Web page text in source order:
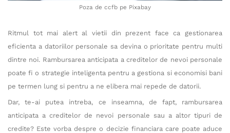
Poza de ccfb pe Pixabay
Ritmul tot mai alert al vietii din prezent face ca gestionarea
eficienta a datoriilor personale sa devina o prioritate pentru multi
dintre noi. Rambursarea anticipata a creditelor de nevoi personale
poate fi o strategie inteligenta pentru a gestiona si economisi bani
pe termen lung si pentru a ne elibera mai repede de datorii.
Dar, te-ai putea intreba, ce inseamna, de fapt, rambursarea
anticipata a creditelor de nevoi personale sau a altor tipuri de
credite? Este vorba despre o decizie financiara care poate aduce